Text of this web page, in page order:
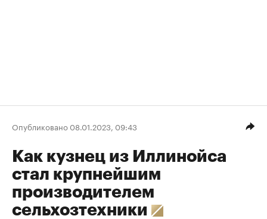
Опубликовано 08.01.2023, 09:43
Как кузнец из Иллинойса
стал крупнейшим
производителем
сельхозтехники